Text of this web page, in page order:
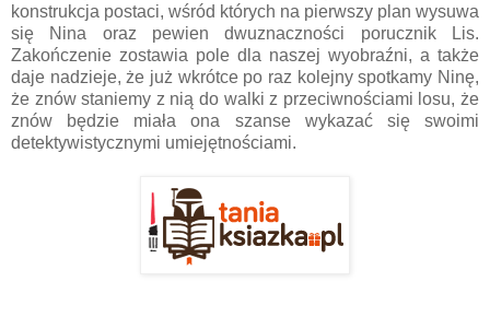
konstrukcja postaci, wśród których na pierwszy plan wysuwa
się Nina oraz pewien dwuznaczności porucznik Lis.
Zakończenie zostawia pole dla naszej wyobraźni, a także
daje nadzieje, że już wkrótce po raz kolejny spotkamy Ninę,
że znów staniemy z nią do walki z przeciwnościami losu, że
znów będzie miała ona szanse wykazać się swoimi
detektywistycznymi umiejętnościami.